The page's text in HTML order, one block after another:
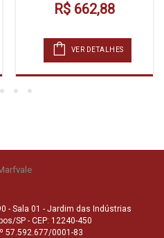
R$ 662,88
VER DETALHES
- Sala 01 - Jardim das Indústrias
SP - CEP: 12240-450
57.592.677/0001-83